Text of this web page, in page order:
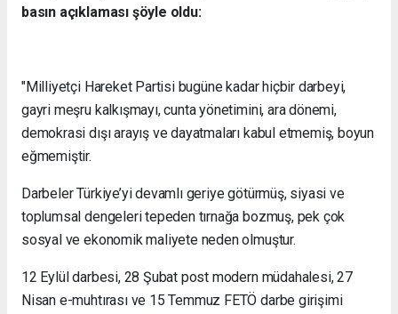
basın açıklaması şöyle oldu:
"Milliyetçi Hareket Partisi bugüne kadar hiçbir darbeyi,
gayri meşru kalkışmayı, cunta yönetimini, ara dönemi,
demokrasi dışı arayış ve dayatmaları kabul etmemiş, boyun
eğmemiştir.
Darbeler Türkiye’yi devamlı geriye götürmüş, siyasi ve
toplumsal dengeleri tepeden tırnağa bozmuş, pek çok
sosyal ve ekonomik maliyete neden olmuştur.
12 Eylül darbesi, 28 Şubat post modern müdahalesi, 27
Nisan e-muhtırası ve 15 Temmuz FETÖ darbe girişimi